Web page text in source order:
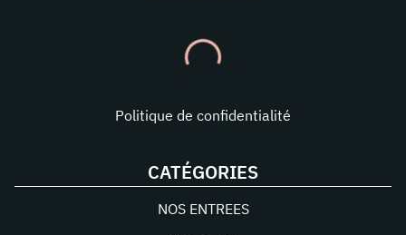
Politique de confidentialité
CATÉGORIES
NOS ENTREES